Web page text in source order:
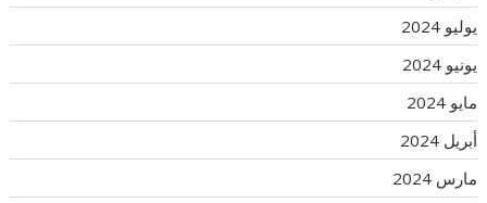
يوليو 2024
يونيو 2024
مايو 2024
أبريل 2024
مارس 2024